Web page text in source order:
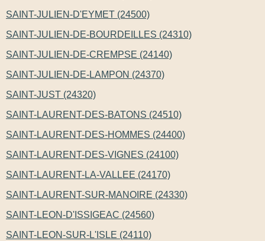
SAINT-JULIEN-D'EYMET (24500)
SAINT-JULIEN-DE-BOURDEILLES (24310)
SAINT-JULIEN-DE-CREMPSE (24140)
SAINT-JULIEN-DE-LAMPON (24370)
SAINT-JUST (24320)
SAINT-LAURENT-DES-BATONS (24510)
SAINT-LAURENT-DES-HOMMES (24400)
SAINT-LAURENT-DES-VIGNES (24100)
SAINT-LAURENT-LA-VALLEE (24170)
SAINT-LAURENT-SUR-MANOIRE (24330)
SAINT-LEON-D'ISSIGEAC (24560)
SAINT-LEON-SUR-L'ISLE (24110)